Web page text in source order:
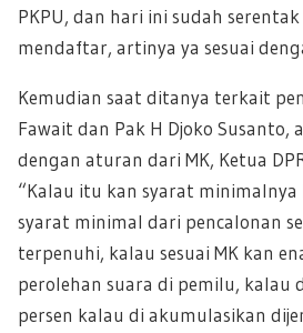
PKPU, dan hari ini sudah
mendaftar, artinya ya sesuai
Kemudian saat ditanya terkait
Fawait dan Pak H Djoko Susanto,
dengan aturan dari MK, Ketua
“Kalau itu kan syarat
syarat minimal dari pencalonan
terpenuhi, kalau sesuai MK kan
perolehan suara di pemilu, kalau
persen kalau di akumulasikan